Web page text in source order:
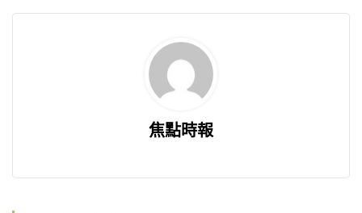
焦點時報